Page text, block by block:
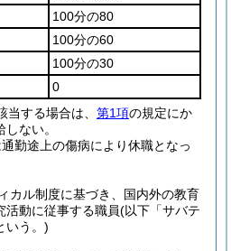
100分の80
100分の60
100分の30
0
当する場合は、 第1項の規定にか
ない。
勤途上の傷病により休職となっ
カル制度に基づき、国内外の教育
活動に従事する職員(以下「サバテ
いう。)